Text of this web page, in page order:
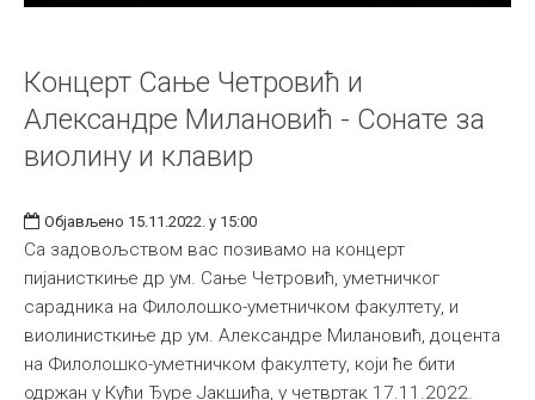
Концерт Сање Четровић и
Александре Милановић - Сонате за
виолину и клавир
Објављено 15.11.2022. у 15:00
Са задовољством вас позивамо на концерт
пијанисткиње др ум. Сање Четровић, уметничког
сарадника на Филолошко-уметничком факултету, и
виолинисткиње др ум. Александре Милановић, доцента
на Филолошко-уметничком факултету, који ће бити
одржан у Кући Ђуре Јакшића, у четвртак 17.11.2022.